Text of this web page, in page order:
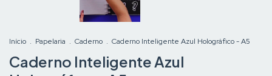
Início . Papelaria . Caderno . Caderno Inteligente Azul Holográfico - A5
Caderno Inteligente Azul